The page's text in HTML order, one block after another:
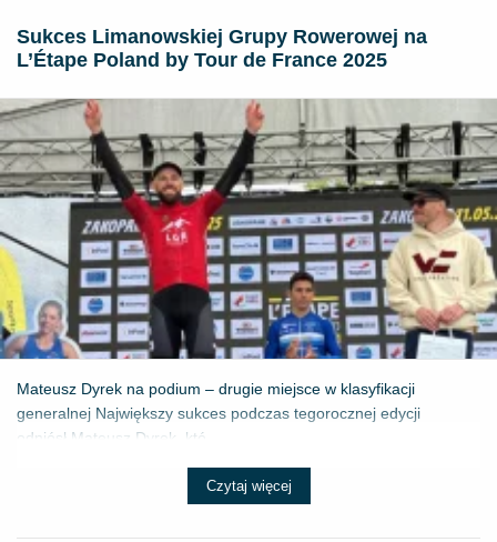
Sukces Limanowskiej Grupy Rowerowej na
L’Étape Poland by Tour de France 2025
Mateusz Dyrek na podium – drugie miejsce w klasyfikacji
generalnej Największy sukces podczas tegorocznej edycji
odniósł Mateusz Dyrek, któ...
Czytaj więcej